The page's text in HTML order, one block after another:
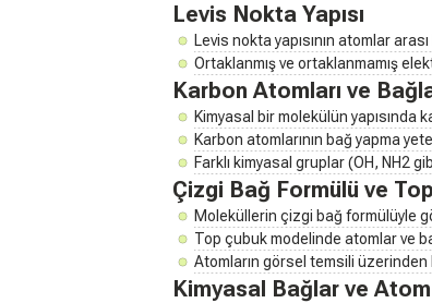
Levis Nokta Yapısı
Levis nokta yapısının atomlar
Ortaklanmış ve ortaklanmamış
Karbon Atomları ve
Kimyasal bir molekülün yapısında
Karbon atomlarının bağ yapma
Farklı kimyasal gruplar (OH, NH2
Çizgi Bağ Formülü ve
Moleküllerin çizgi bağ formülüyle
Top çubuk modelinde atomlar ve
Atomların görsel temsili üzerinden
Kimyasal Bağlar ve Atom